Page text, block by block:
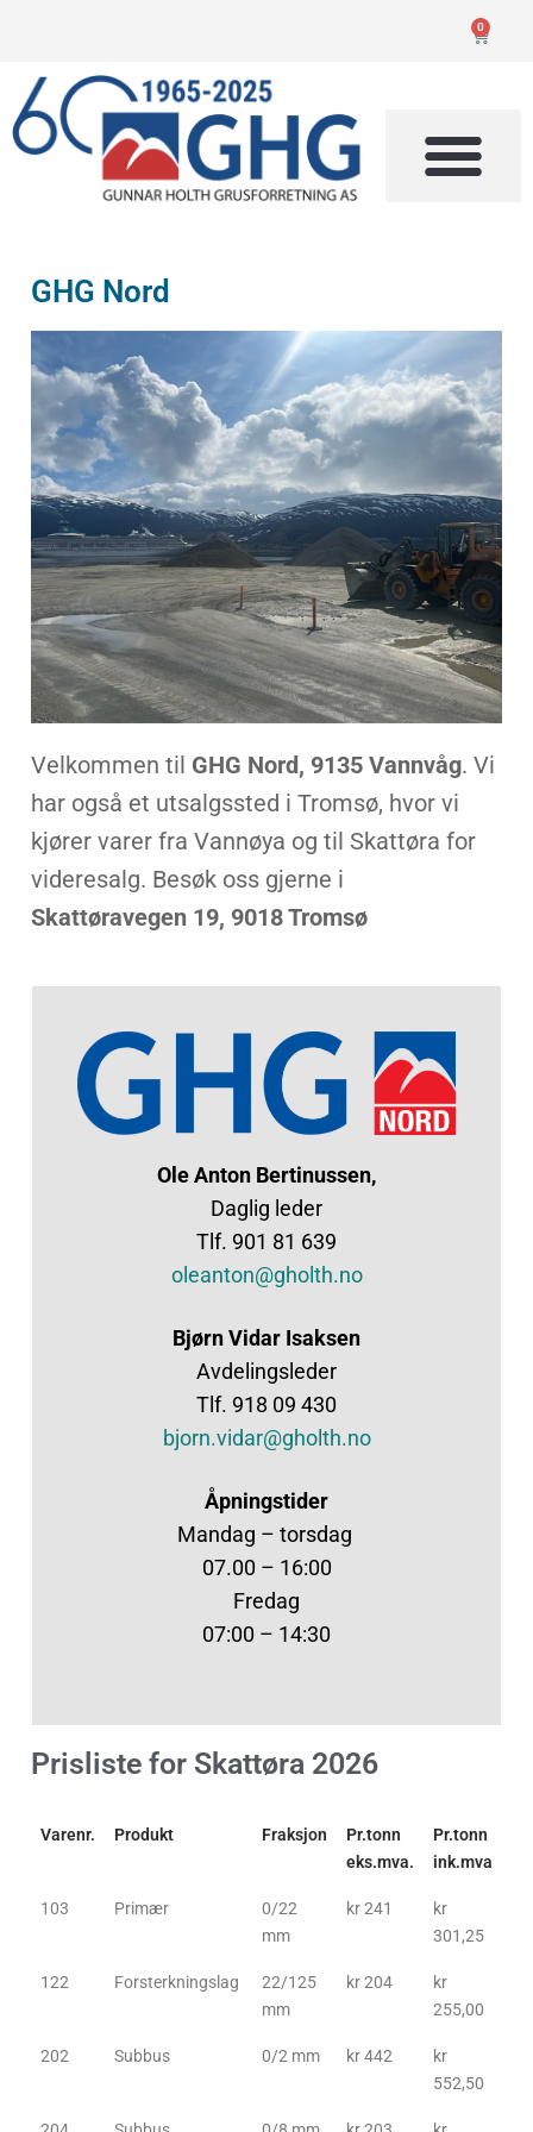
0
GHG Nord
Velkommen til GHG Nord, 9135 Vannvåg. Vi
har også et utsalgssted i Tromsø, hvor vi
kjører varer fra Vannøya og til Skattøra for
videresalg. Besøk oss gjerne i
Skattøravegen 19, 9018 Tromsø
Ole Anton Bertinussen,
Daglig leder
Tlf. 901 81 639
oleanton@gholth.no
Bjørn Vidar Isaksen
Avdelingsleder
Tlf. 918 09 430
bjorn.vidar@gholth.no
Åpningstider
Mandag – torsdag
07.00 – 16:00
Fredag
07:00 – 14:30
Prisliste for Skattøra 2026
Varenr. Produkt Fraksjon
Pr.tonn
eks.mva.
Pr.tonn
ink.mva
103 Primær
0/22
mm
kr 241
kr
301,25
122 Forsterkningslag
22/125
mm
kr 204
kr
255,00
202 Subbus 0/2 mm kr 442
kr
552,50